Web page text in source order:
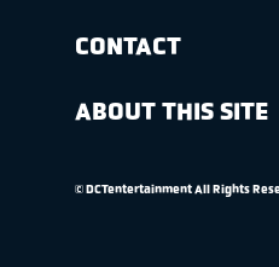
CONTACT
ABOUT THIS SITE
© DCTentertainment All Rights